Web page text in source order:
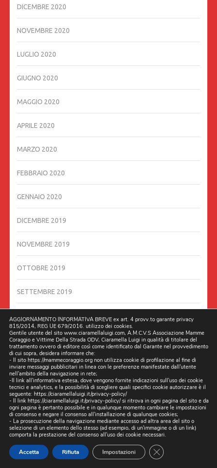
DICEMBRE 2020
NOVEMBRE 2020
LUGLIO 2020
GIUGNO 2020
MAGGIO 2020
APRILE 2020
MARZO 2020
FEBBRAIO 2020
GENNAIO 2020
DICEMBRE 2019
NOVEMBRE 2019
OTTOBRE 2019
SETTEMBRE 2019
AGOSTO 2019
LUGLIO 2019
GIUGNO 2019
MAGGIO 2019
APRILE 2019
MARZO 2019
FEBBRAIO 2019
AGGIORNAMENTO INFORMATIVA BREVE ex art. 4 provv.to garante privacy
815/2014, REG UE 679/2016. utilizzo dei cookies.
Gentile utente del sito www.ciaramellaluigi.com, A.M.C.V.S Associazione Mamme
Coraggio e Vittime Della Strada ODV, Ciaramella Luigi in qualità di titolare del
trattamento ovvero di editore così come identificato dal Garante nel provvedimento
di cui sopra, desidera informare che:
- Il sito https://mammecoraggio.org non utilizza cookie di profilazione al fine di
inviare messaggi pubblicitari in linea con le preferenze manifestate dall'utente
nell'ambito della navigazione in rete;
-Il link all'informativa estesa, dove vengono fornite indicazioni sull'uso dei cookie
tecnici e analytics, e la possibilità di scegliere quali specifici cookie autorizzare è il
seguente: https://ciaramellaluigi.it/privacy-policy/
- Il link https://ciaramellaluigi.it/privacy-policy/si ritrova in ogni pagina del sito e da
ogni pagina è pertanto possibile e in qualunque momento cambiare le impostazioni
di consenso e negare il consenso all'installazione di qualunque cookies;
- La prosecuzione della navigazione mediante accesso ad altra area del sito o
selezione di un elemento dello stesso (ad esempio, di un'immagine o di un link)
comporta la prestazione del consenso all'uso dei cookie necessari.
Accetta Rifiuta Impostazioni CLOSE GDPR